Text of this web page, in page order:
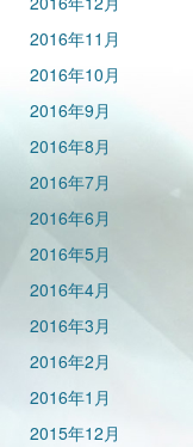
2016年11月
2016年10月
2016年9月
2016年8月
2016年7月
2016年6月
2016年5月
2016年4月
2016年3月
2016年2月
2016年1月
2015年12月